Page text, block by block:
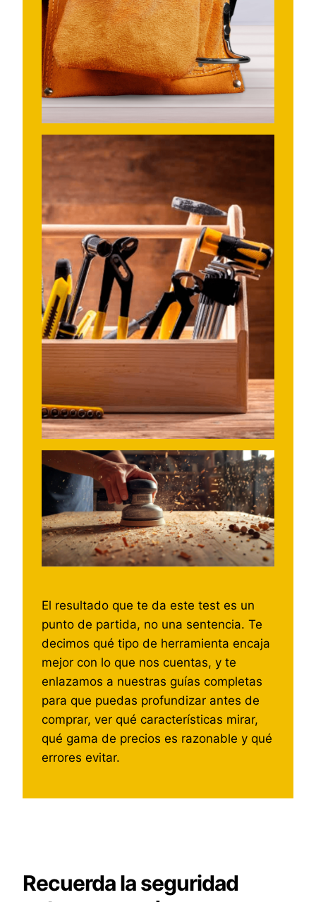
El resultado que te da este test es un
punto de partida, no una sentencia. Te
decimos qué tipo de herramienta encaja
mejor con lo que nos cuentas, y te
enlazamos a nuestras guías completas
para que puedas profundizar antes de
comprar, ver qué características mirar,
qué gama de precios es razonable y qué
errores evitar.
Recuerda la seguridad